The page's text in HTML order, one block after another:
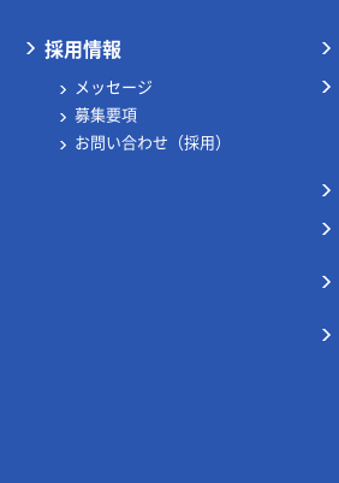
採用情報
メッセージ
募集要項
お問い合わせ（採用）